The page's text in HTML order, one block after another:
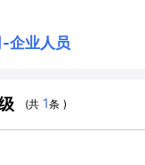
-企业人员
(共 1条 )